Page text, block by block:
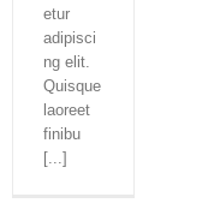
etur
adipisci
ng elit.
Quisque
laoreet
finibu
[...]